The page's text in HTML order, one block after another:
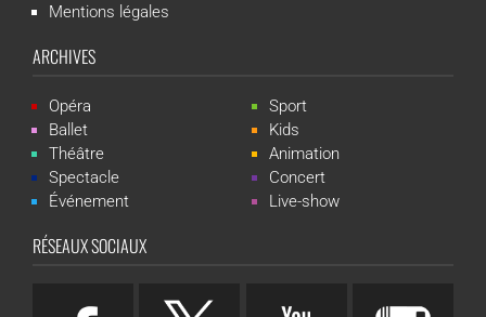
Mentions légales
ARCHIVES
Opéra
Ballet
Théâtre
Spectacle
Événement
Sport
Kids
Animation
Concert
Live-show
RÉSEAUX SOCIAUX